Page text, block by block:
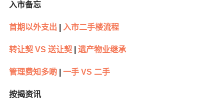
入市备忘
首期以外支出 入市二手楼流程
转让契 VS 送让契| 遗产物业继承
管理费知多啲| 一手 VS 二手
按揭资讯